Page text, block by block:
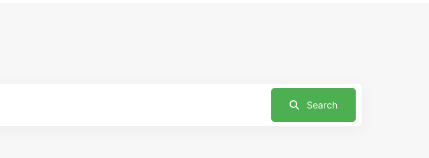
Search